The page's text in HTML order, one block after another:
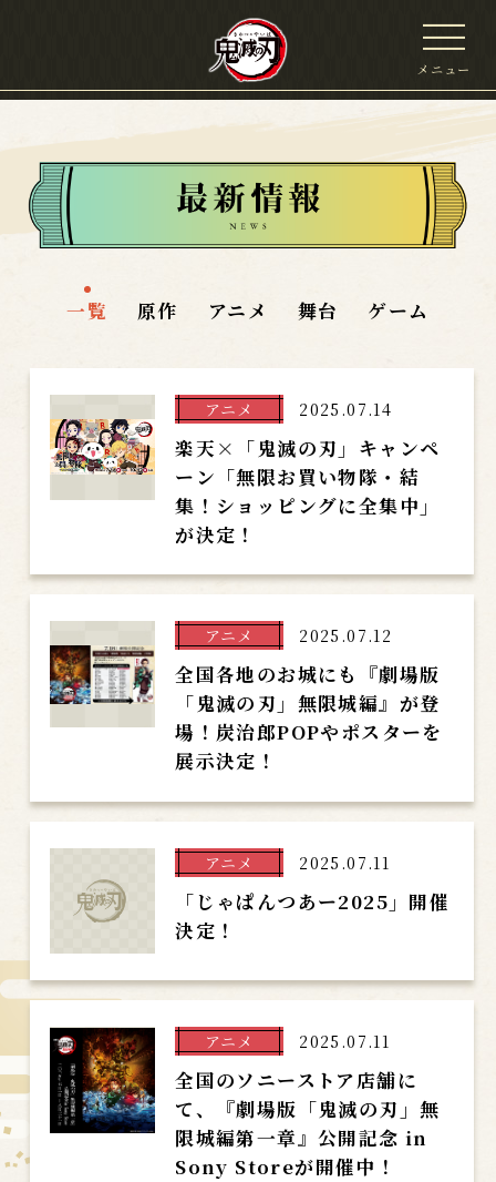
メニュー
一覧 原作 アニメ 舞台 ゲーム
アニメ
楽天×「鬼滅の刃」キャンペ
ーン「無限お買い物隊・結
集！ショッピングに全集中」
が決定！
2025.07.14
アニメ
全国各地のお城にも『劇場版
「鬼滅の刃」無限城編』が登
場！炭治郎POPやポスターを
展示決定！
2025.07.12
アニメ
「じゃぱんつあー2025」開催
決定！
2025.07.11
アニメ
全国のソニーストア店舗に
て、『劇場版「鬼滅の刃」無
限城編第一章』公開記念 in
Sony Storeが開催中！
2025.07.11